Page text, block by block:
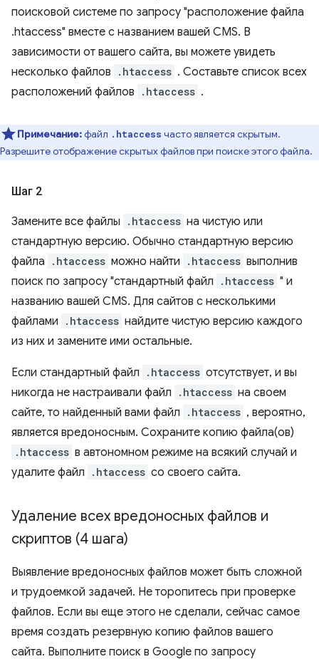
поисковой системе по запросу "расположение файла
.htaccess" вместе с названием вашей CMS. В
зависимости от вашего сайта, вы можете увидеть
несколько файлов
.htaccess . Составьте список всех
расположений файлов
.htaccess .
Примечание: файл .htaccess часто является скрытым.
Разрешите отображение скрытых файлов при поиске этого файла.
Шаг 2
Замените все файлы .htaccess на чистую или
стандартную версию. Обычно стандартную версию
файла
.htaccess можно найти .htaccess выполнив
поиск по запросу "стандартный файл
.htaccess " и
названию вашей CMS. Для сайтов с несколькими
файлами
.htaccess найдите чистую версию каждого
из них и замените ими остальные.
Если стандартный файл .htaccess отсутствует, и вы
никогда не настраивали файл
.htaccess на своем
сайте, то найденный вами файл
.htaccess , вероятно,
является вредоносным. Сохраните копию файла(ов)
.htaccess в автономном режиме на всякий случай и
удалите файл
.htaccess со своего сайта.
Удаление всех вредоносных файлов и
скриптов (4 шага)
Выявление вредоносных файлов может быть сложной
и трудоемкой задачей. Не торопитесь при проверке
файлов. Если вы еще этого не сделали, сейчас самое
время создать резервную копию файлов вашего
сайта. Выполните поиск в Google по запросу